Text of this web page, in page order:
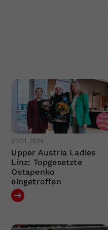
31.01.2024
Upper Austria Ladies
Linz: Topgesetzte
Ostapenko
eingetroffen